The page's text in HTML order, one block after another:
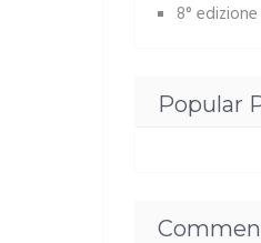
8°
Popular